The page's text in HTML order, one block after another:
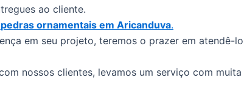
ao cliente.
pedras ornamentais em Aricanduva.
em seu projeto, teremos o prazer em atendê-
nossos clientes, levamos um serviço com